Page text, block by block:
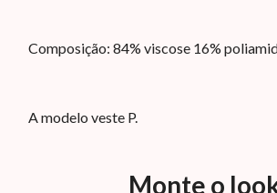
Composição: 84% viscose 16%
A modelo veste P.
Monte o